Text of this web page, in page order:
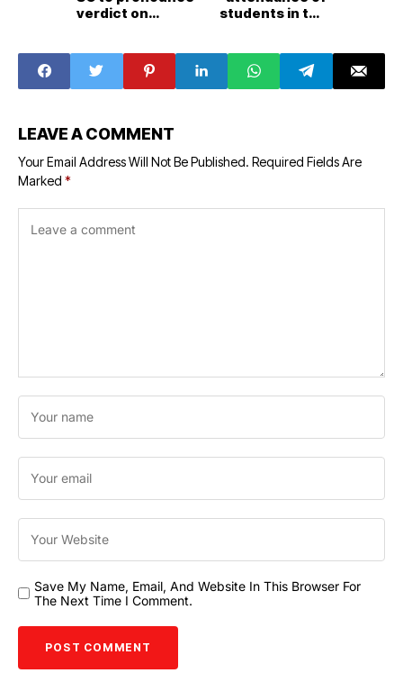
verdict on
demonetisation
on January 2
students in the
LEAVE A COMMENT
Your Email Address Will Not Be Published. Required Fields Are
Marked *
Save My Name, Email, And Website In This Browser For
The Next Time I Comment.